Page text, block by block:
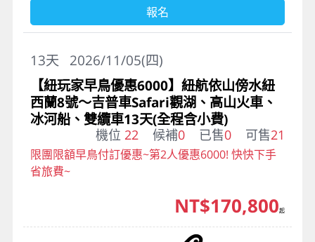
報名
2026/11/05(四)
13天
【紐玩家早鳥優惠6000】紐航依山傍水紐
西蘭8號～吉普車Safari觀湖、高山火車、
冰河船、雙纜車13天(全程含小費)
機位 22 候補0 已售0 可售21
限團限額早鳥付訂優惠~第2人優惠6000! 快快下手
省旅費~
NT$170,800起